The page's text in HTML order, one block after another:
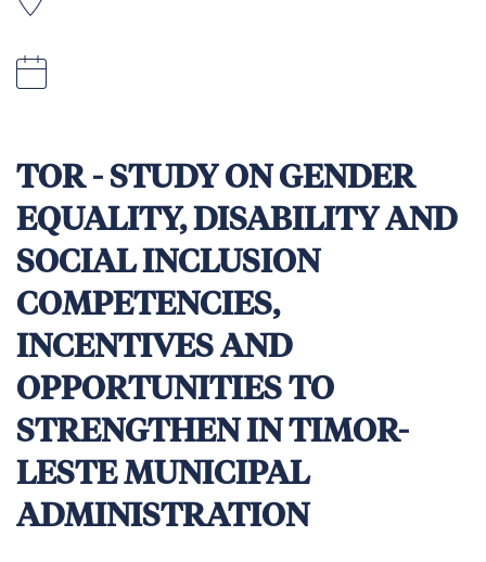
TOR - STUDY ON GENDER
EQUALITY, DISABILITY AND
SOCIAL INCLUSION
COMPETENCIES,
INCENTIVES AND
OPPORTUNITIES TO
STRENGTHEN IN TIMOR-
LESTE MUNICIPAL
ADMINISTRATION